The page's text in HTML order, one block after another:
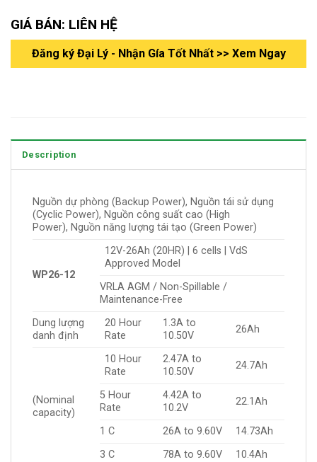
GIÁ BÁN: LIÊN HỆ
Đăng ký Đại Lý - Nhận Gía Tốt Nhất >> Xem Ngay
Description
Nguồn dự phòng (Backup Power), Nguồn tái sử dụng
(Cyclic Power), Nguồn công suất cao (High
Power), Nguồn năng lượng tái tạo (Green Power)
WP26-12
12V-26Ah (20HR) | 6 cells | VdS
Approved Model
VRLA AGM / Non-Spillable /
Maintenance-Free
Dung lượng
danh định
20 Hour
Rate
1.3A to
10.50V
26Ah
(Nominal
capacity)
10 Hour
Rate
2.47A to
10.50V
24.7Ah
5 Hour
Rate
4.42A to
10.2V
22.1Ah
1 C 26A to 9.60V
14.73Ah
3 C
78A to 9.60V
10.4Ah